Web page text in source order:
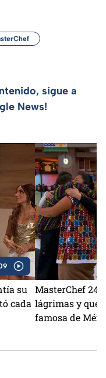
sigue a
News!
su
cada
MasterChef 24/
lágrimas y
famosa de